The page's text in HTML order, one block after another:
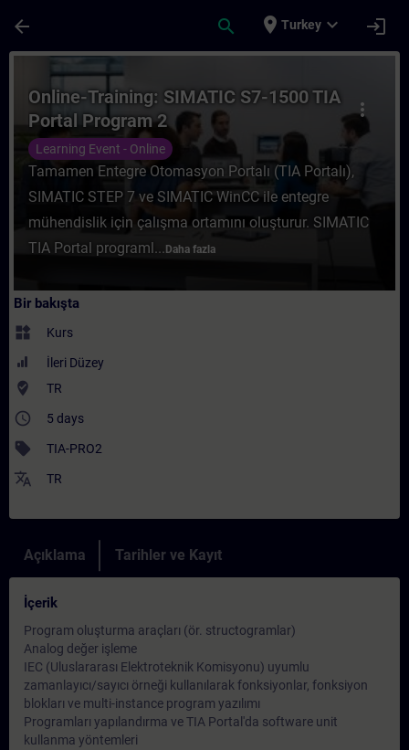
arrow_back search place Turkey expand_more login
Kurs - Online-Training: SIMATIC S7-
more_vert
Online-Training: SIMATIC S7-1500 TIA
Portal Program 2
Learning Event - Online
Tamamen Entegre Otomasyon Portalı (TIA Portalı),
SIMATIC STEP 7 ve SIMATIC WinCC ile entegre
mühendislik için çalışma ortamını oluşturur. SIMATIC
TIA Portal programl... Daha fazla
Bir bakışta
widgets Kurs
İleri Düzey
where_to_vote TR
access_time 5 days
sell TIA-PRO2
translate TR
Açıklama Tarihler ve Kayıt
İçerik
Program oluşturma araçları (ör. structogramlar)
Analog değer işleme
IEC (Uluslararası Elektroteknik Komisyonu) uyumlu
zamanlayıcı/sayıcı örneği kullanılarak fonksiyonlar, fonksiyon
blokları ve multi-instance program yazılımı
Programları yapılandırma ve TIA Portal'da software unit
kullanma yöntemleri